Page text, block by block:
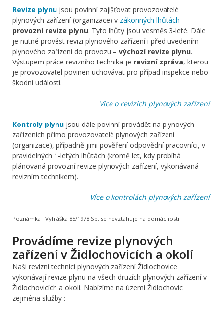
Revize plynu jsou povinní zajišťovat provozovatelé
plynových zařízení (organizace) v zákonných lhůtách –
provozní revize plynu. Tyto lhůty jsou vesměs 3-leté. Dále
je nutné provést revizi plynového zařízení i před uvedením
plynového zařízení do provozu – výchozí revize plynu.
Výstupem práce revizního technika je revizní zpráva, kterou
je provozovatel povinen uchovávat pro případ inspekce nebo
škodní události.
Více o revizích plynových zařízení
Kontroly plynu jsou dále povinní provádět na plynových
zařízeních přímo provozovatelé plynových zařízení
(organizace), případně jimi pověření odpovědní pracovníci, v
pravidelných 1-letých lhůtách (kromě let, kdy probíhá
plánovaná provozní revize plynových zařízení, vykonávaná
revizním technikem).
Více o kontrolách plynových zařízení
Poznámka : Vyhláška 85/1978 Sb. se nevztahuje na domácnosti.
Provádíme revize plynových
zařízení v Židlochovicích a okolí
Naši revizní technici plynových zařízení Židlochovice
vykonávají revize plynu na všech druzích plynových zařízení v
Židlochovicích a okolí. Nabízíme na území Židlochovic
zejména služby :